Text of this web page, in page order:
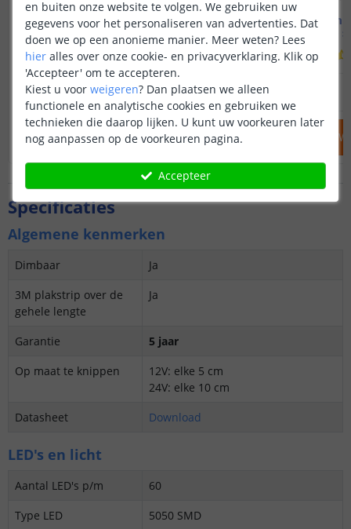
3M - compleet profiel
Opbouw - smal en laag
(23 reviews)
OP VOORRAAD 32,95
IN WINKELWAGEN
3M -
Opbouw -
OP VOORRAAD
IN
Specificaties
Algemene kenmerken
Dimbaar
Ja
3M plakstrip over de
gehele lengte
Ja
Garantie
5 jaar
Op maat te knippen
12V: elke 5 cm
24V: elke 10 cm
Datasheet
Download
LED's en licht
Aantal LED's p/m
60
Type LED
5050 SMD
en buiten onze website te volgen. We gebruiken uw
gegevens voor het personaliseren van advertenties. Dat
doen we op een anonieme manier. Meer weten? Lees
hier alles over onze cookie- en privacyverklaring. Klik op
'Accepteer' om te accepteren.
Kiest u voor weigeren? Dan plaatsen we alleen
functionele en analytische cookies en gebruiken we
technieken die daarop lijken. U kunt uw voorkeuren later
nog aanpassen op de voorkeuren pagina.
Accepteer